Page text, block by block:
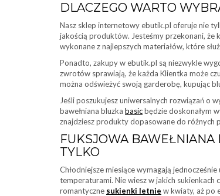
DLACZEGO WARTO
Nasz sklep internetowy ebutik.pl oferuje nie
jakością produktów. Jesteśmy przekonani,
wykonane z najlepszych materiałów, które
Ponadto, zakupy w ebutik.pl są niezwykle
zwrotów sprawiają, że każda Klientka może
można odświeżyć swoją garderobę, kupując
Jeśli poszukujesz uniwersalnych rozwiązań o
bawełniana bluzka basicbędzie doskonałym
znajdziesz produkty dopasowane do różnych
FUKSJOWA BAWEŁNIANA
TYLKO
Chłodniejsze miesiące wymagają
temperaturami. Nie wiesz w jakich sukienkach
romantyczne sukienki letnie w kwiaty, aż po